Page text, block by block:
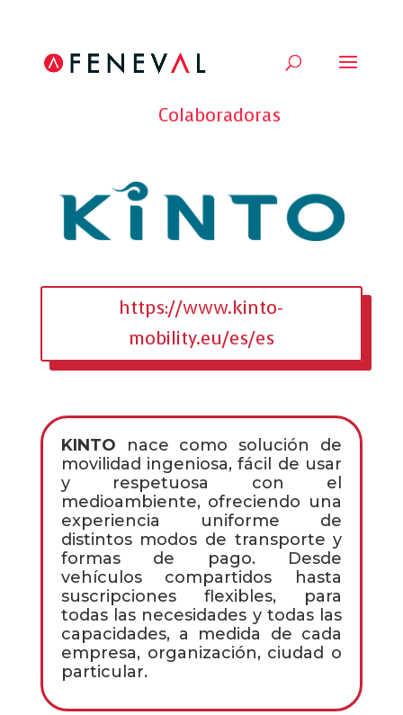
Colaboradoras
https://www.kinto-
mobility.eu/es/es
KINTO nace como solución de
movilidad ingeniosa, fácil de usar
y respetuosa con el
medioambiente, ofreciendo una
experiencia uniforme de
distintos modos de transporte y
formas de pago. Desde
vehículos compartidos hasta
suscripciones flexibles, para
todas las necesidades y todas las
capacidades, a medida de cada
empresa, organización, ciudad o
particular.